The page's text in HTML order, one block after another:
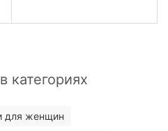
категориях
для женщин